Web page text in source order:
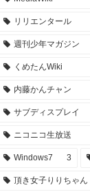
リリエンタール
週刊少年マガジン
くめたんWiki
内藤かんチャン
サブディスプレイ
ニコニコ生放送
Windows7 3
頂き女子りりちゃん